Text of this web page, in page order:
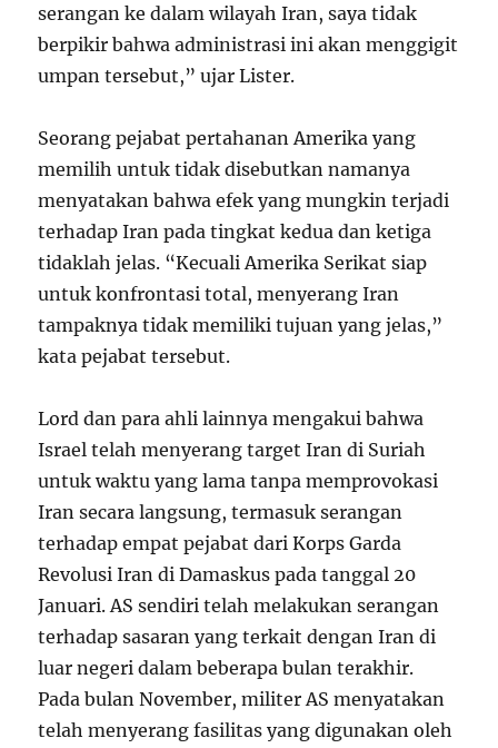
serangan ke dalam wilayah Iran, saya tidak
berpikir bahwa administrasi ini akan menggigit
umpan tersebut,” ujar Lister.
Seorang pejabat pertahanan Amerika yang
memilih untuk tidak disebutkan namanya
menyatakan bahwa efek yang mungkin terjadi
terhadap Iran pada tingkat kedua dan ketiga
tidaklah jelas. “Kecuali Amerika Serikat siap
untuk konfrontasi total, menyerang Iran
tampaknya tidak memiliki tujuan yang jelas,”
kata pejabat tersebut.
Lord dan para ahli lainnya mengakui bahwa
Israel telah menyerang target Iran di Suriah
untuk waktu yang lama tanpa memprovokasi
Iran secara langsung, termasuk serangan
terhadap empat pejabat dari Korps Garda
Revolusi Iran di Damaskus pada tanggal 20
Januari. AS sendiri telah melakukan serangan
terhadap sasaran yang terkait dengan Iran di
luar negeri dalam beberapa bulan terakhir.
Pada bulan November, militer AS menyatakan
telah menyerang fasilitas yang digunakan oleh